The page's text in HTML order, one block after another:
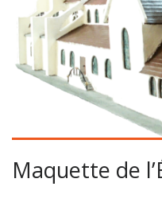
Maquette de